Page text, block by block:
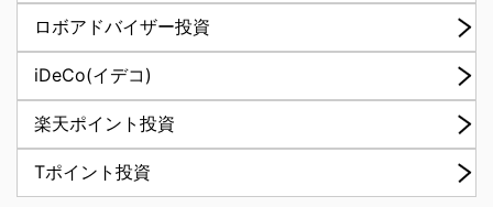
ロボアドバイザー投資
iDeCo(イデコ)
楽天ポイント投資
Tポイント投資